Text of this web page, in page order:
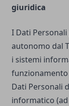
giuridica
I Dati
autonomo dal
i sistemi
Dati Personali
informatico (ad